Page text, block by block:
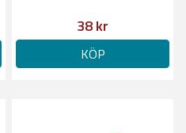
38 kr
KÖP